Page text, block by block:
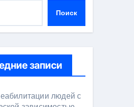
Поиск
записи
людей с